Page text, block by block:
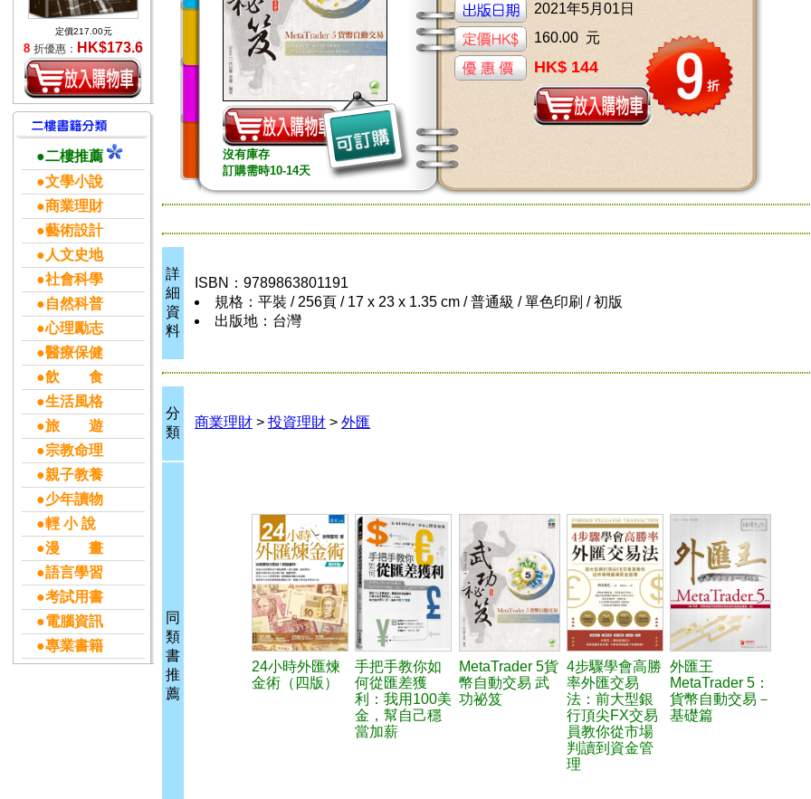
定價217.00元
8 折優惠： HK$173.6
●二樓推薦
●文學小說
●商業理財
●藝術設計
●人文史地
●社會科學
●自然科普
●心理勵志
●醫療保健
●飲 食
●生活風格
●旅 遊
●宗教命理
●親子教養
●少年讀物
●輕 小 說
●漫 畫
●語言學習
●考試用書
●電腦資訊
●專業書籍
沒有庫存
訂購需時10-14天
2021年5月01日
160.00 元
HK$ 144
詳
細
資
料
ISBN：9789863801191
規格：平裝 / 256頁 / 17 x 23 x 1.35 cm / 普通級 / 單色印刷 / 初版
出版地：台灣
分
類
商業理財 > 投資理財 > 外匯
同
類
書
推
薦
24小時外匯煉
金術（四版）
手把手教你如
何從匯差獲
利：我用100美
金，幫自己穩
當加薪
MetaTrader 5貨
幣自動交易 武
功祕笈
4步驟學會高勝
率外匯交易
法：前大型銀
行頂尖FX交易
員教你從市場
判讀到資金管
理
外匯王
MetaTrader 5：
貨幣自動交易－
基礎篇